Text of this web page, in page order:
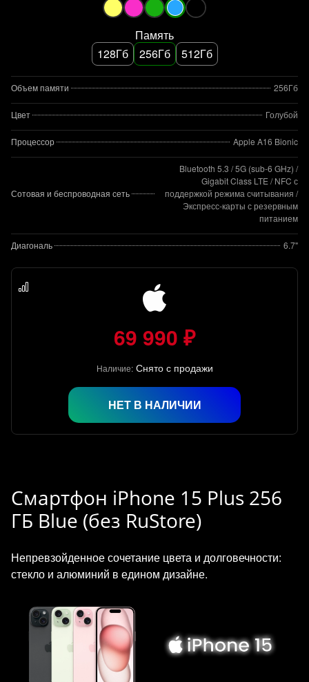
Память
128Гб
256Гб 512Гб
Объем памяти 256Гб
Цвет Голубой
Процессор Apple A16 Bionic
Сотовая и беспроводная сеть
Bluetooth 5.3 / 5G (sub‑6 GHz) /
Gigabit Class LTE / NFC с
поддержкой режима считывания /
Экспресс‑карты с резервным
питанием
Диагональ 6.7"
69 990 ₽
Наличие: Снято с продажи
НЕТ В НАЛИЧИИ
Смартфон iPhone 15 Plus 256
ГБ Blue (без RuStore)
Непревзойденное сочетание цвета и долговечности:
стекло и алюминий в едином дизайне.